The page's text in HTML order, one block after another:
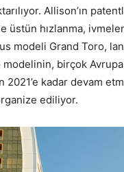
Allison’ın
üstün hızlanma,
modeli Grand Toro,
modelinin, birçok
2021’e kadar devam
ediliyor.